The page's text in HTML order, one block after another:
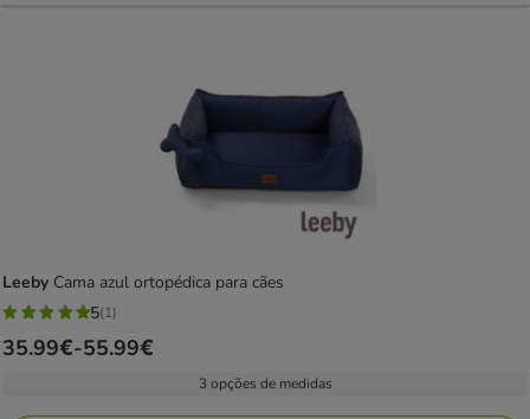
Leeby Cama azul ortopédica para cães
5
estrelas
5(1)
Preço
35.99€-55.99€
3 opções de medidas